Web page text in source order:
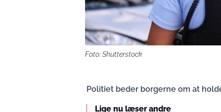
Foto: Shutterstock
Politiet beder borgerne om at
Lige nu læser andre